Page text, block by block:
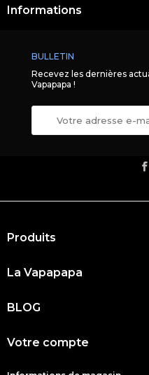
Informations
BULLETIN
Recevez les dernières
Vapapapa !
Produits
La Vapapapa
BLOG
Votre compte